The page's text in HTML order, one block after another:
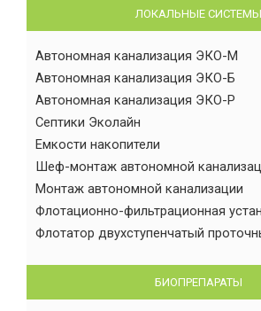
ЛОКАЛЬНЫЕ СИСТЕМЫ
Автономная канализация ЭКО-М
Автономная канализация ЭКО-Б
Автономная канализация ЭКО-Р
Септики Эколайн
Емкости накопители
Шеф-монтаж автономной
Монтаж автономной канализации
Флотационно-фильтрационная
Флотатор двухступенчатый
БИОПРЕПАРАТЫ